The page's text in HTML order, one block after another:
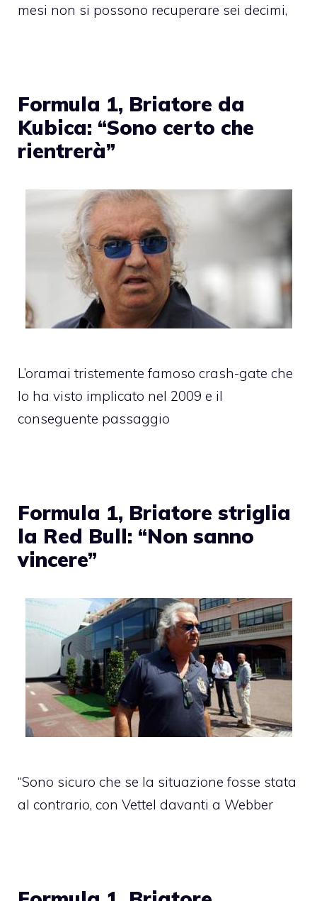
mesi non si possono recuperare sei decimi,
Formula 1, Briatore da
Kubica: “Sono certo che
rientrerà”
L’oramai tristemente famoso crash-gate che
lo ha visto implicato nel 2009 e il
conseguente passaggio
Formula 1, Briatore striglia
la Red Bull: “Non sanno
vincere”
“Sono sicuro che se la situazione fosse stata
al contrario, con Vettel davanti a Webber